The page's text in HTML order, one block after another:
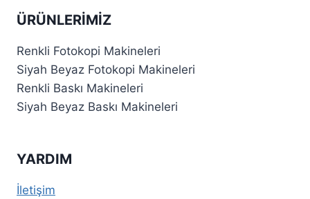
ÜRÜNLERIMIZ
Renkli Fotokopi Makineleri
Siyah Beyaz Fotokopi Makineleri
Renkli Baskı Makineleri
Siyah Beyaz Baskı Makineleri
YARDIM
İletişim